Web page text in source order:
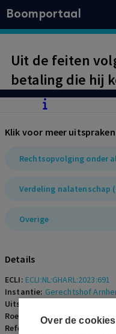
Over de
Boomportaal
Uit de feiten
betaling die hij
overlijden heeft
verzorging van
geen sprake is
Klik voor meer uitspraken
Rechtsopvolging onder
Verdeling nalatenschap
Overige
Details
ECLI: ECLI:NL:GHARL:2023:691
Instantie: Gerechtshof
Uitspraakdatum:
Roepnaam:
Referentienummer:
ERF-